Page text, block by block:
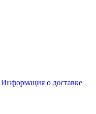
Информация о доставке